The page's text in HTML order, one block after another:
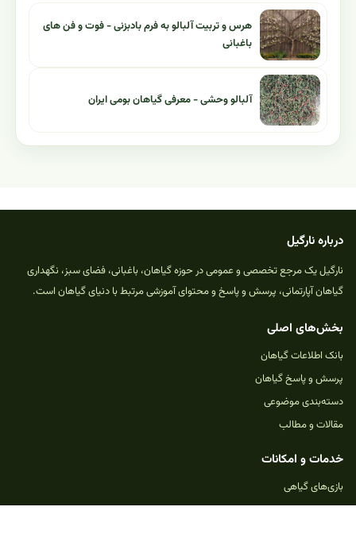
هرس و تربیت آلبالو به فرم بادبزنی - فوت و فن های
باغبانی
آلبالو وحشی - معرفی گیاهان بومی ایران
درباره نارگیل
نارگیل یک مرجع تخصصی و عمومی در حوزه گیاهان، باغبانی، فضای سبز، نگهداری
گیاهان آپارتمانی، پرسش و پاسخ و محتوای آموزشی مرتبط با دنیای گیاهان است.
بخش‌های اصلی
بانک اطلاعات گیاهان
پرسش و پاسخ گیاهان
دسته‌بندی موضوعی
مقالات و مطالب
خدمات و امکانات
بازی‌های گیاهی
ثبت پرسش جدید